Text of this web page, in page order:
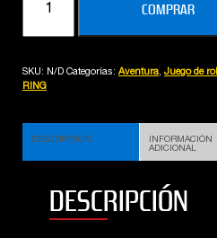
RING
(PS5)
COMPRAR
SKU: N/D Categorías: Aventura, Juego de rol
RING
DESCRIPCIÓN
INFORMACIÓN
ADICIONAL
DESCRIPCIÓN